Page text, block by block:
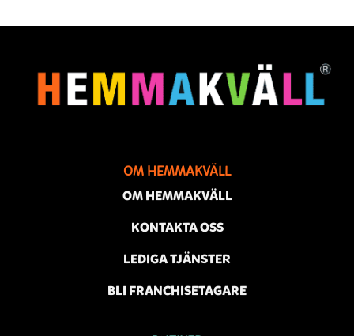
OM HEMMAKVÄLL
OM HEMMAKVÄLL
KONTAKTA OSS
LEDIGA TJÄNSTER
BLI FRANCHISETAGARE